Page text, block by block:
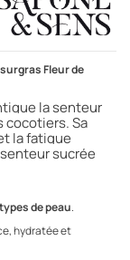
Fleur de
la senteur
cocotiers. Sa
la fatigue
sucrée
de peau.
hydratée et